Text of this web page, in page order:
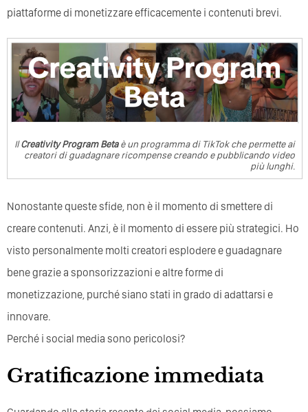
piattaforme di monetizzare efficacemente i contenuti brevi.
IlCreativity Program Betaè un programma di TikTok che permette ai
creatori di guadagnare ricompense creando e pubblicando video
più lunghi.
Nonostante queste sfide, non è il momento di smettere di
creare contenuti. Anzi, è il momento di essere più strategici. Ho
visto personalmente molti creatori esplodere e guadagnare
bene grazie a sponsorizzazioni e altre forme di
monetizzazione, purché siano stati in grado di adattarsi e
innovare.
Perché i social media sono pericolosi?
Gratificazione immediata